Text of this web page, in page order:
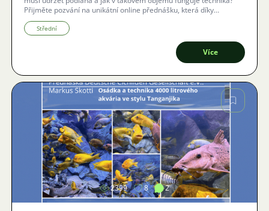
Přijměte pozvání na unikátní online přednášku, která díky
technologii Zoom proběhne i s českými titulky.
Střední
Více
Obrázek
2399 8 2